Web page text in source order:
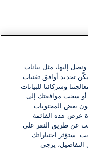
إليها، مثل بيانات
تحديد أوافق تقنيات
وشركائنا للبيانات
أو سحب موافقتك إلى
بعض المحتويات
عرض هذه القائمة
عن طريق النقر على
ستؤثر اختياراتك
التفاصيل، يرجى